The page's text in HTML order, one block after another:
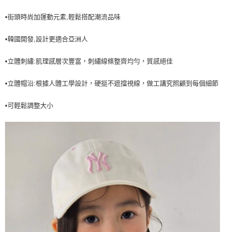
每筆NT$60，滿NT$499(含以上)免運費
宅配滿699免運
•街頭時尚加運動元素,輕鬆搭配潮流品味
•韓國開發,設計更適合亞洲人
•立體刺繡:肌理感層次豐富，刺繡線條整齊均勻，質感絕佳
•立體帽沿:根據人體工學設計，硬挺不遮擋視線，做工講究照顧到每個細節
•可輕鬆調整大小